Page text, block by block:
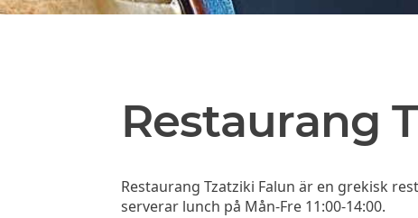
Restaurang
Restaurang Tzatziki Falun är en grekisk
serverar lunch på Mån-Fre 11:00-14:00.